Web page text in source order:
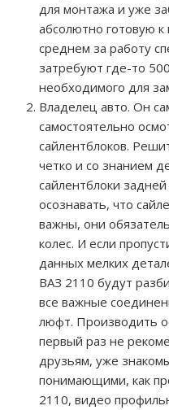
для монтажа и уже
абсолютно готовую
среднем за работу
затребуют где-то
необходимого для
Владелец авто. Он
самостоятельно
сайлентблоков.
четко и со знанием
сайлентблоки
осознавать, что
важны, они
колес. И если
данных мелких
ВАЗ 2110 будут
все важные
люфт. Производить
первый раз не
друзьям, уже
понимающими, как
2110, видео